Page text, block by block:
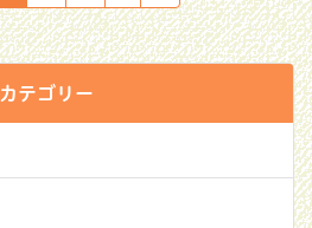
カテゴリー